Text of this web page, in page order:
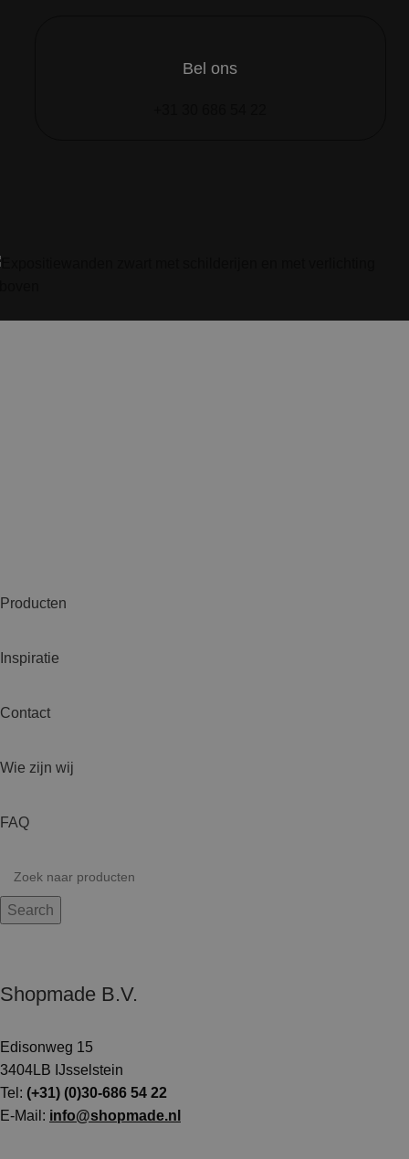
Bel ons
Producten
Inspiratie
Contact
Wie zijn wij
FAQ
Search
Shopmade B.V.
Edisonweg 15
3404LB IJsselstein
Tel: (+31) (0)30-686 54 22
E-Mail: info@shopmade.nl